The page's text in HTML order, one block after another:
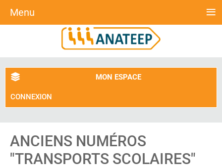
MON ESPACE
CONNEXION
ANCIENS NUMÉROS
"TRANSPORTS SCOLAIRES"
Menu ≡